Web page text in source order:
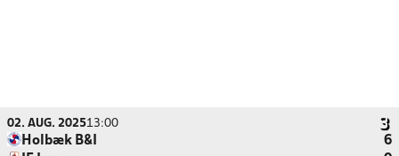
02. AUG. 202513:00
Holbæk B&I
6